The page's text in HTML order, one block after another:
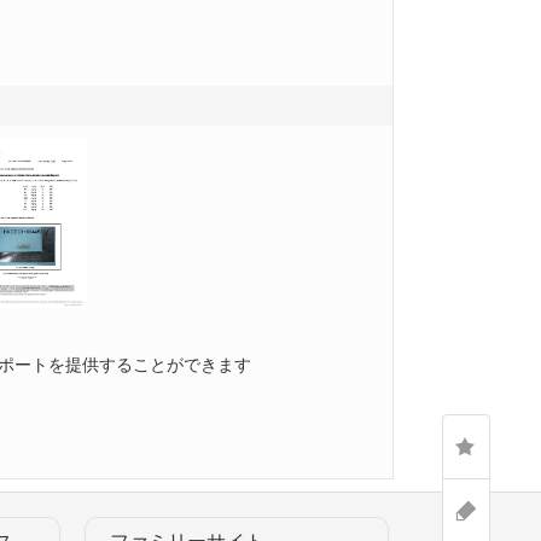
ートを提供することができます